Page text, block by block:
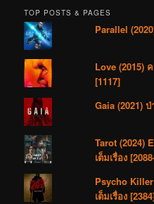
TOP POSTS & PAGES
Parallel
Love (2015)
[1117]
Gaia (2021)
Tarot (2024)
เต็มเรื่อง
Psycho
เต็มเรื่อง